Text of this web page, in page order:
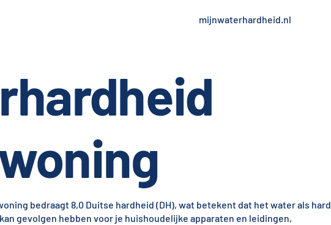
mijnwaterhardheid.nl
bedraagt 8,0 Duitse hardheid (DH), wat betekent dat het water als hard
gevolgen hebben voor je huishoudelijke apparaten en leidingen,